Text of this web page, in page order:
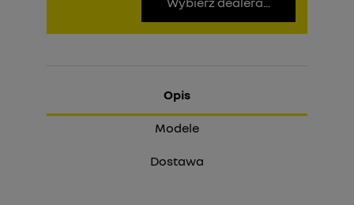
Opis
Modele
Dostawa